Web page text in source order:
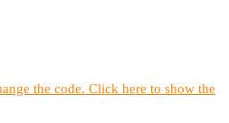
the code. Click here to show the